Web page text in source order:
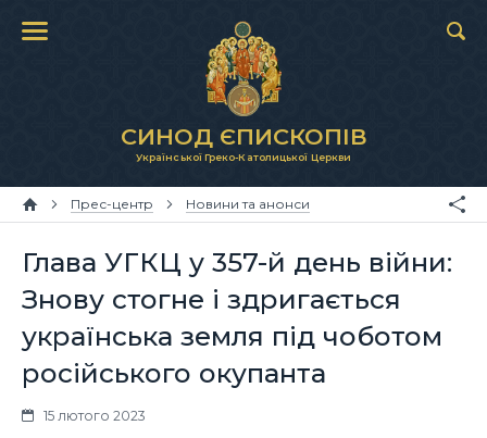
СИНОД ЄПИСКОПІВ
Української Греко-Католицької Церкви
Прес-центр Новини та анонси
Глава УГКЦ у 357-й день війни:
Знову стогне і здригається
українська земля під чоботом
російського окупанта
15 лютого 2023